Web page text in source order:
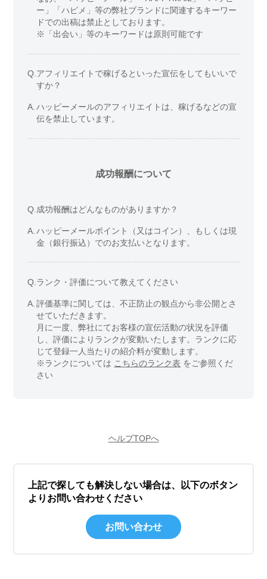
ー」「ハピメ」等の弊社ブランドに関連するキーワー
ドでの出稿は禁止としております。
※「出会い」等のキーワードは原則可能です
Q.アフィリエイトで稼げるといった宣伝をしてもいいで
すか？
A. ハッピーメールのアフィリエイトは、稼げるなどの宣
伝を禁止しています。
成功報酬について
Q. 成功報酬はどんなものがありますか？
A. ハッピーメールポイント（又はコイン）、もしくは現
金（銀行振込）でのお支払いとなります。
Q. ランク・評価について教えてください
A. 評価基準に関しては、不正防止の観点から非公開とさ
せていただきます。
月に一度、弊社にてお客様の宣伝活動の状況を評価
し、評価によりランクが変動いたします。ランクに応
じて登録一人当たりの紹介料が変動します。
※ランクについては こちらのランク表 をご参照くだ
さい
ヘルプTOPへ
上記で探しても解決しない場合は、以下のボタン
よりお問い合わせください
お問い合わせ